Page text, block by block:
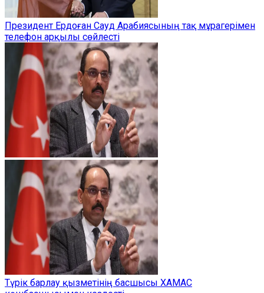
Президент Ердоған Сауд Арабиясының тақ мұрагерімен
телефон арқылы сөйлесті
Түрік барлау қызметінің басшысы ХАМАС